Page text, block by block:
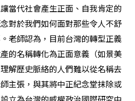
當代社會產生正面、自我肯定的
對於我們如何面對那些令人不舒
老師認為，目前台灣的轉型正義
的名稱轉化為正面意義（如景美
解歷史脈絡的人們難以從名稱去
主張，與其將中正紀念堂抹除或